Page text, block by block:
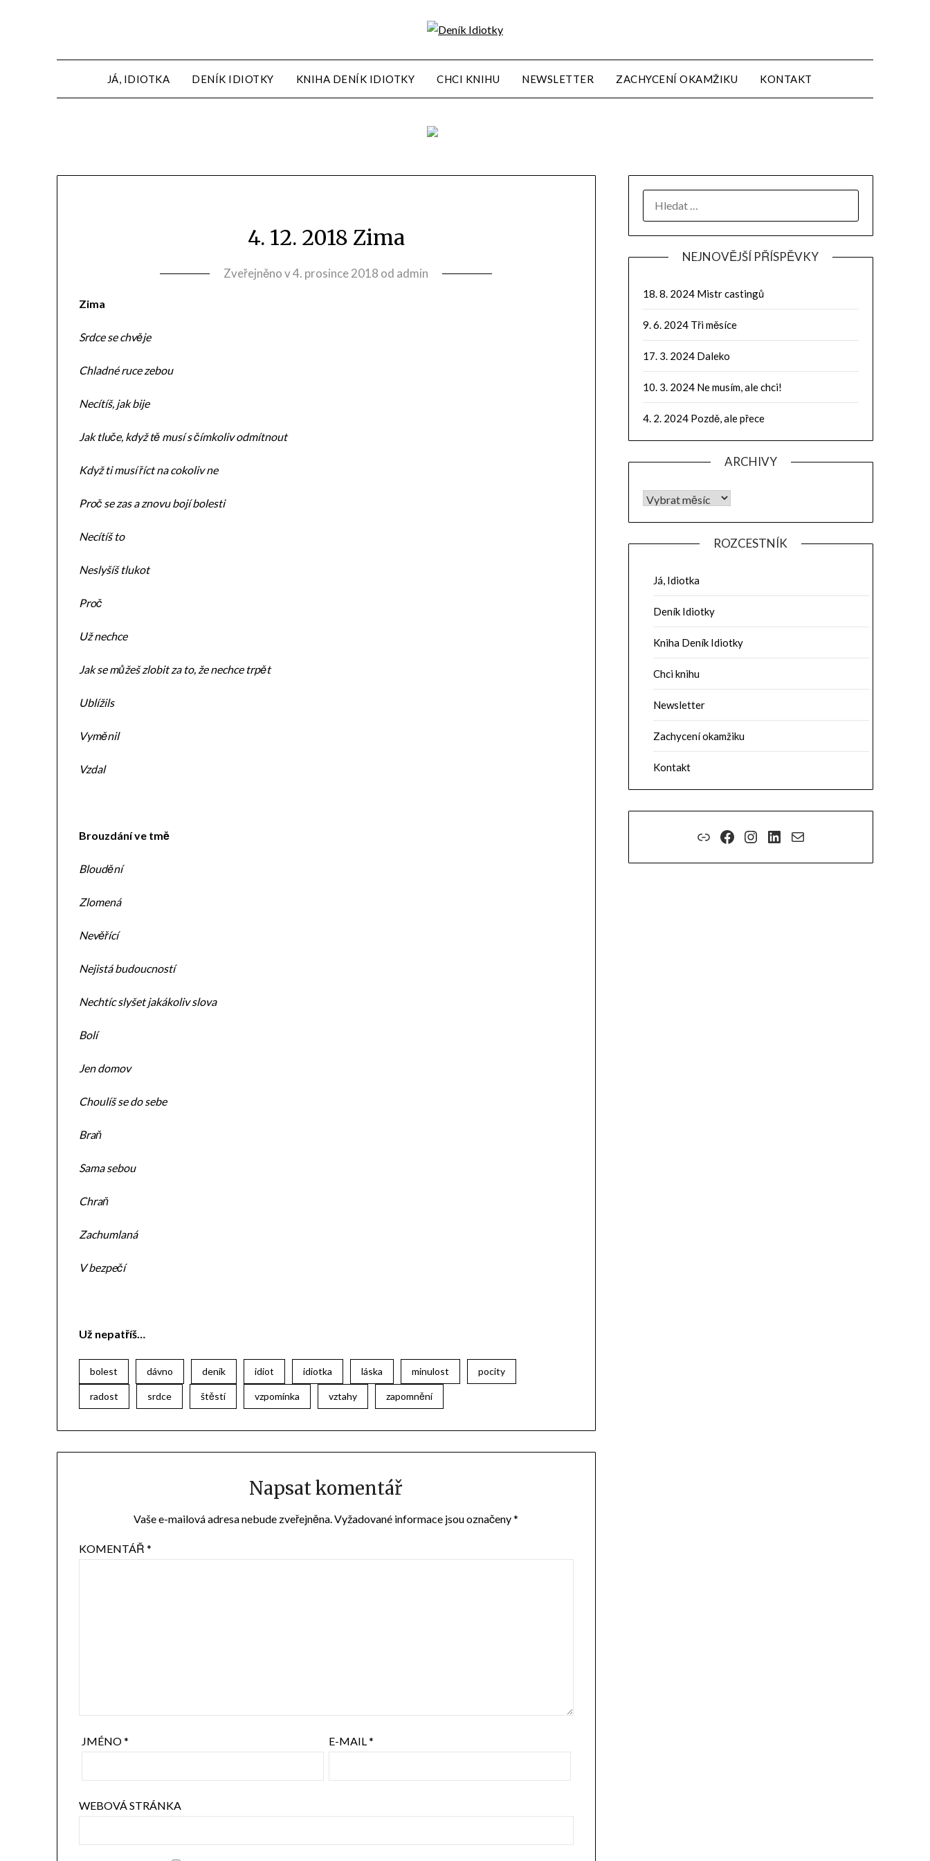
JÁ, IDIOTKA DENÍK IDIOTKY KNIHA DENÍK IDIOTKY CHCI KNIHU NEWSLETTER ZACHYCENÍ OKAMŽIKU KONTAKT
4. 12. 2018 Zima
Zveřejněno v4. prosince 2018 od admin
Zima
Srdce se chvěje
Chladné ruce zebou
Necítíš, jak bije
Jak tluče, když tě musí s čímkoliv odmítnout
Když ti musí říct na cokoliv ne
Proč se zas a znovu bojí bolesti
Necítíš to
Neslyšíš tlukot
Proč
Už nechce
Jak se můžeš zlobit za to, že nechce trpět
Ublížils
Vyměnil
Vzdal
Brouzdání ve tmě
Bloudění
Zlomená
Nevěřící
Nejistá budoucností
Nechtíc slyšet jakákoliv slova
Bolí
Jen domov
Choulíš se do sebe
Braň
Sama sebou
Chraň
Zachumlaná
V bezpečí
Už nepatříš…
bolest dávno deník idiot idiotka láska minulost pocity
radost srdce štěstí vzpomínka vztahy zapomnění
Napsat komentář
Vaše e-mailová adresa nebude zveřejněna.Vyžadované informace jsou označeny*
KOMENTÁŘ*
JMÉNO* E-MAIL*
WEBOVÁ STRÁNKA
NEJNOVĚJŠÍ PŘÍSPĚVKY
18. 8. 2024 Mistr castingů
9. 6. 2024 Tři měsíce
17. 3. 2024 Daleko
10. 3. 2024 Ne musím, ale chci!
4. 2. 2024 Pozdě, ale přece
ARCHIVY
ROZCESTNÍK
Já, Idiotka
Deník Idiotky
Kniha Deník Idiotky
Chci knihu
Newsletter
Zachycení okamžiku
Kontakt